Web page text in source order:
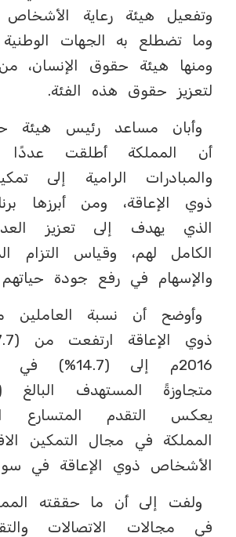
وتفعيل هيئة رعاية الأشخاص
وما تضطلع به الجهات الوطنية
ومنها هيئة حقوق الإنسان،
لتعزيز حقوق هذه الفئة.
وأبان مساعد رئيس هيئة
أن المملكة أطلقت عددًا
والمبادرات الرامية إلى
ذوي الإعاقة، ومن أبرزها
الذي يهدف إلى تعزيز
الكامل لهم، وقياس التزام
والإسهام في رفع جودة حياتهم
وأوضح أن نسبة العاملين
يعكس التقدم المتسارع
المملكة في مجال التمكين
الأشخاص ذوي الإعاقة في
ولفت إلى أن ما حققته
في مجالات الاتصالات